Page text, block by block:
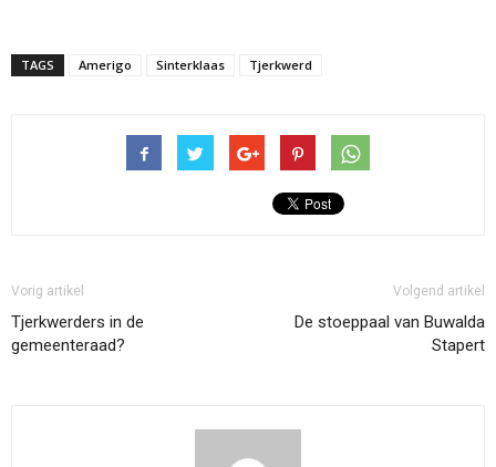
TAGS Amerigo Sinterklaas Tjerkwerd
Vorig artikel
Tjerkwerders in de
gemeenteraad?
Volgend artikel
De stoeppaal van Buwalda
Stapert